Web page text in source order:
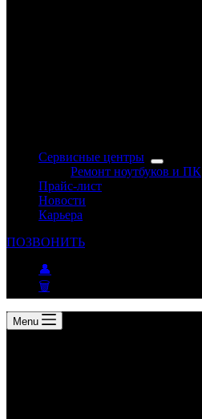
Сервисные центры
Ремонт ноутбуков и ПК
Прайс-лист
Новости
Карьера
ПОЗВОНИТЬ
👤
🗑
Menu